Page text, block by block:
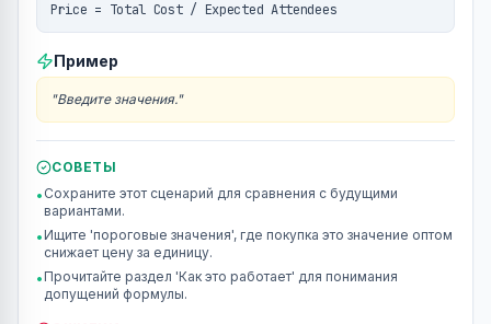
Price = Total Cost / Expected Attendees
Пример
"Введите значения."
СОВЕТЫ
• Сохраните этот сценарий для сравнения с будущими
вариантами.
• Ищите 'пороговые значения', где покупка это значение оптом
снижает цену за единицу.
• Прочитайте раздел 'Как это работает' для понимания
допущений формулы.